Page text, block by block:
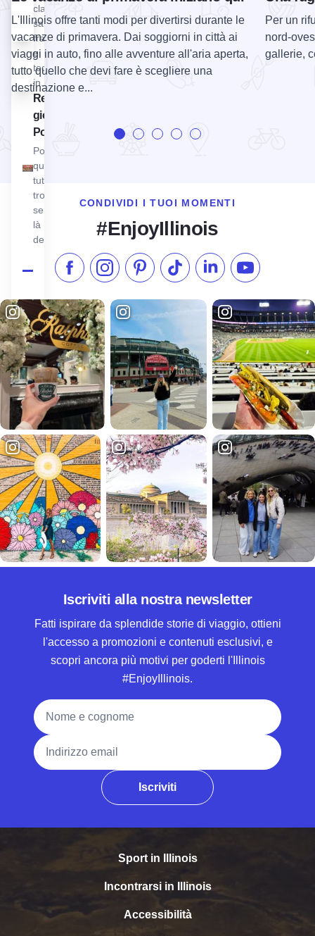
classici
sapori
francesi
e
tedeschi
in...
Regali e
giocattoli di
Poopsie
Poopsie's ha
qualcosa per
tutti e ciò che
troverete è
sempre al di
là
dell'ordinario!
Visualizza Regali e giocattoli di Poopsie
escursioni
ed è...
L'Illinois offre tanti modi per divertirsi durante le
vacanze di primavera. Dai soggiorni in città ai
viaggi in auto, fino alle avventure all'aria aperta,
tutto quello che devi fare è scegliere una
destinazione e...
Per un
nord-
gallerie,
CONDIVIDI I TUOI MOMENTI
#EnjoyIllinois
Metti "Mi piace" su Facebook
Seguici su Instagram
Visita il nostro Pinterest
Seguici su TikTok
Seguici su LinkedIn
Iscriviti al
Iscriviti alla nostra newsletter
Fatti ispirare da splendide storie di viaggio, ottieni
l'accesso a promozioni e contenuti esclusivi, e
scopri ancora più motivi per goderti l'Illinois
#EnjoyIllinois.
Nome e cognome
Indirizzo email
Iscriviti
Sport in Illinois
Incontrarsi in Illinois
Accessibilità